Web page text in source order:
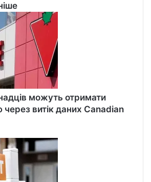
можуть отримати
через витік даних Canadian